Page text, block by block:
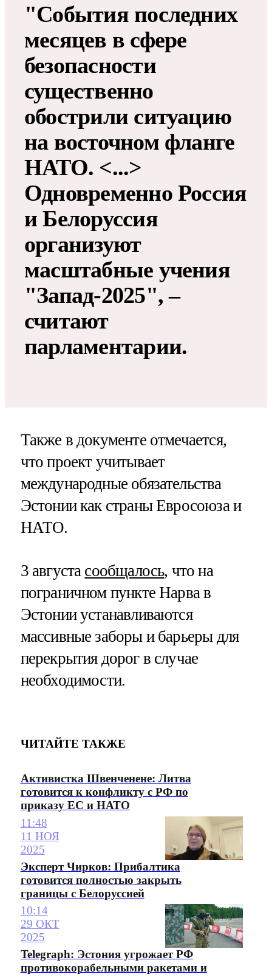
"События последних
месяцев в сфере
безопасности
существенно
обострили ситуацию
на восточном фланге
НАТО. <...>
Одновременно Россия
и Белоруссия
организуют
масштабные учения
"Запад-2025", –
считают
парламентарии.
Также в документе отмечается,
что проект учитывает
международные обязательства
Эстонии как страны Евросоюза и
НАТО.
3 августа сообщалось, что на
пограничном пункте Нарва в
Эстонии устанавливаются
массивные заборы и барьеры для
перекрытия дорог в случае
необходимости.
ЧИТАЙТЕ ТАКЖЕ
Активистка Швенченене: Литва
готовится к конфликту с РФ по
приказу ЕС и НАТО
11:48
11 НОЯ
2025
Эксперт Чирков: Прибалтика
готовится полностью закрыть
границы с Белоруссией
10:14
29 ОКТ
2025
Telegraph: Эстония угрожает РФ
противокорабельными ракетами и